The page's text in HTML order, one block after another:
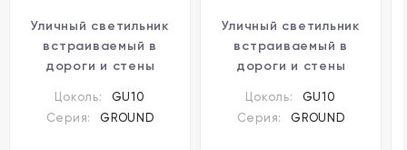
Уличный светильник
встраиваемый в
дороги и стены
GROUND IP67 под
лампу 1xGU10 9W
Цоколь:
GU10
Серия:
GROUND
Уличный светильник
встраиваемый в
дороги и стены
GROUND IP67 под
лампу 1xGU10 9W
Цоколь:
GU10
Серия:
GROUND